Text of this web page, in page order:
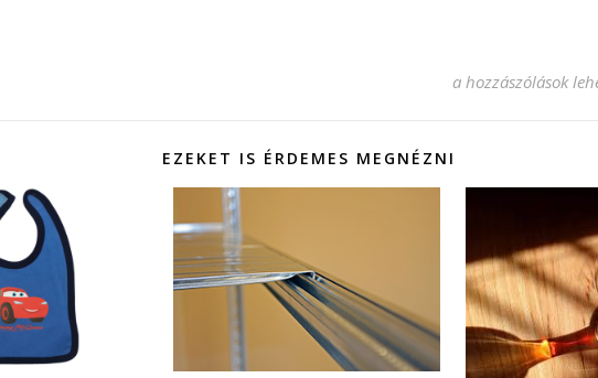
Milyen fizetési
a hozzászólások
EZEKET IS ÉRDEMES MEGNÉZNI